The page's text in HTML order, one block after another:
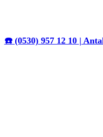
☎️ (0530) 957 12 10 |